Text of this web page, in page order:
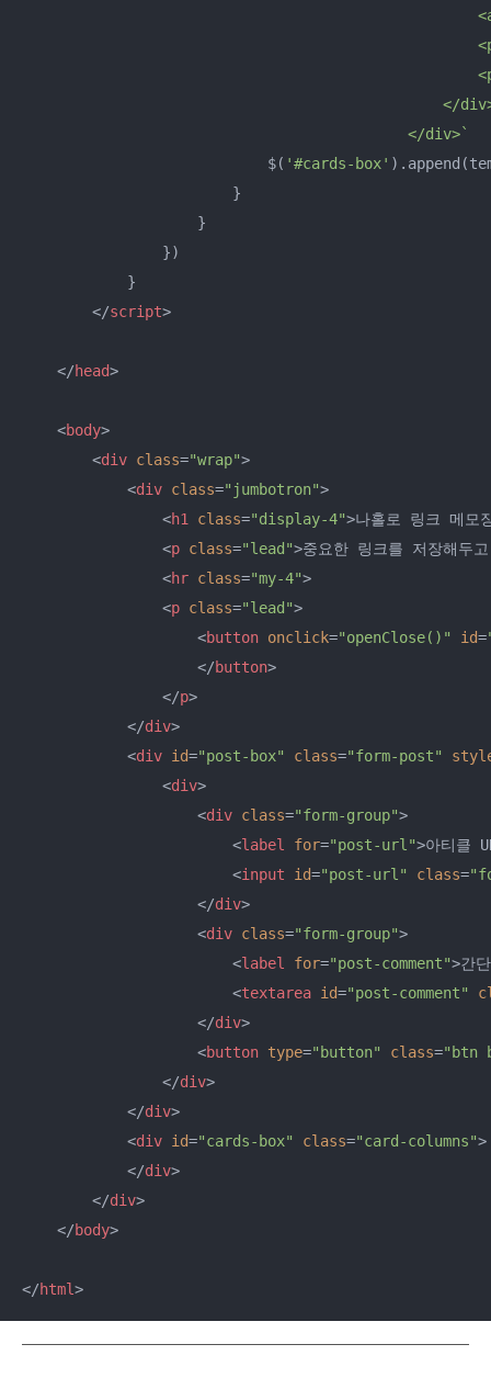
</
                                            </div>`
                            $(
'#cards-box'
                        }
                    }
                })
            }
</script>
</head>
<body>
<div class="wrap">
<div class="jumbotron">
<h1 class="display-4">나홀로 링크 메모
<p class="lead">중요한 링크를 저장해두
<hr class="my-4">
<p class="lead">
<button onclick="openClose()" id=
</button>
</p>
</div>
<div id="post-box" class="form-post"
<div>
<div class="form-group">
<label for="post-url">아티클
<input id="post-url" class=
</div>
<div class="form-group">
<label for="post-comment">간
<textarea id="post-comment"
</div>
<button type="button" class="btn
</div>
</div>
<div id="cards-box" class="card-columns">
</div>
</div>
</body>
</html>